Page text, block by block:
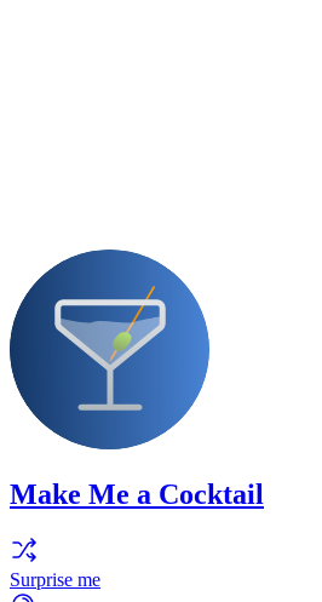
Make Me a Cocktail
Surprise me